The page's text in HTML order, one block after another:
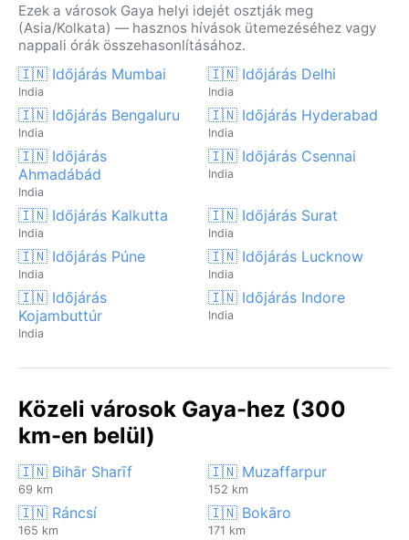
Ezek a városok Gaya helyi idejét osztják meg
(Asia/Kolkata) — hasznos hívások ütemezéséhez vagy
nappali órák összehasonlításához.
🇮🇳 Időjárás Mumbai
India
🇮🇳 Időjárás Delhi
India
🇮🇳 Időjárás Bengaluru
India
🇮🇳 Időjárás Hyderabad
India
🇮🇳 Időjárás
Ahmadábád
India
🇮🇳 Időjárás Csennai
India
🇮🇳 Időjárás Kalkutta
India
🇮🇳 Időjárás Surat
India
🇮🇳 Időjárás Púne
India
🇮🇳 Időjárás Lucknow
India
🇮🇳 Időjárás
Kojambuttúr
India
🇮🇳 Időjárás Indore
India
Közeli városok Gaya-hez (300
km-en belül)
🇮🇳 Bihār Sharīf
69 km
🇮🇳 Muzaffarpur
152 km
🇮🇳 Ráncsí
165 km
🇮🇳 Bokāro
171 km